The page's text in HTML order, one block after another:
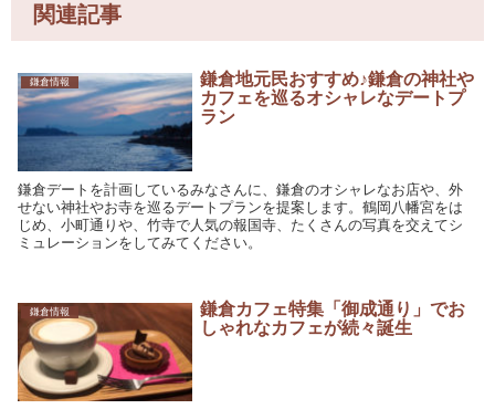
関連記事
鎌倉情報
鎌倉地元民おすすめ♪鎌倉の神社や
カフェを巡るオシャレなデートプ
ラン
鎌倉デートを計画しているみなさんに、鎌倉のオシャレなお店や、外
せない神社やお寺を巡るデートプランを提案します。鶴岡八幡宮をは
じめ、小町通りや、竹寺で人気の報国寺、たくさんの写真を交えてシ
ミュレーションをしてみてください。
鎌倉情報
鎌倉カフェ特集「御成通り」でお
しゃれなカフェが続々誕生